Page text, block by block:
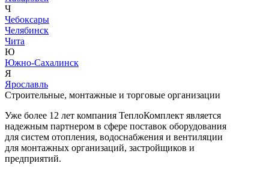
Ч
Чебоксары
Челябинск
Чита
Ю
Южно-Сахалинск
Я
Ярославль
Строительные, монтажные и торговые организации
Уже более 12 лет компания ТеплоКомплект является
надежным партнером в сфере поставок оборудования
для систем отопления, водоснабжения и вентиляции
для монтажных организаций, застройщиков и
предприятий.